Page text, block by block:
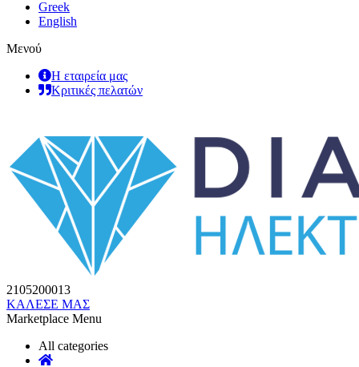
Greek
English
Μενού
Η εταιρεία μας
Κριτικές πελατών
2105200013
ΚΑΛΕΣΕ ΜΑΣ
Marketplace Menu
All categories